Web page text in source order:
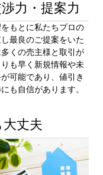
⼒・提案⼒
もとに私たちプロの
最良のご提案をいた
くの売主様と取引が
も早く新規情報や未
可能であり、値引き
も自信があります。
丈夫